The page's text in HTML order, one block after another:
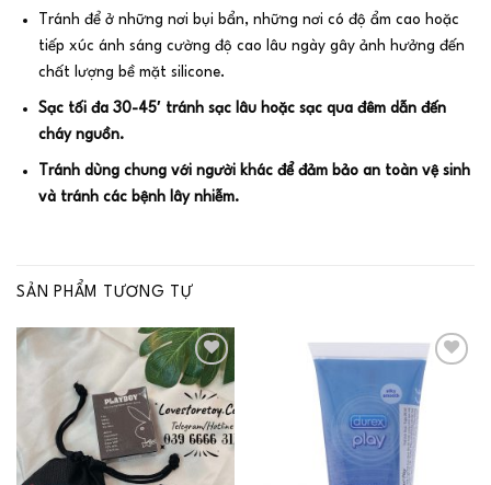
Tránh để ở những nơi bụi bẩn, những nơi có độ ẩm cao hoặc
tiếp xúc ánh sáng cường độ cao lâu ngày gây ảnh hưởng đến
chất lượng bề mặt silicone.
Sạc tối đa 30-45′ tránh sạc lâu hoặc sạc qua đêm dẫn đến
cháy nguồn.
Tránh dùng chung với người khác để đảm bảo an toàn vệ sinh
và tránh các bệnh lây nhiễm.
SẢN PHẨM TƯƠNG TỰ
Add to
wishlist